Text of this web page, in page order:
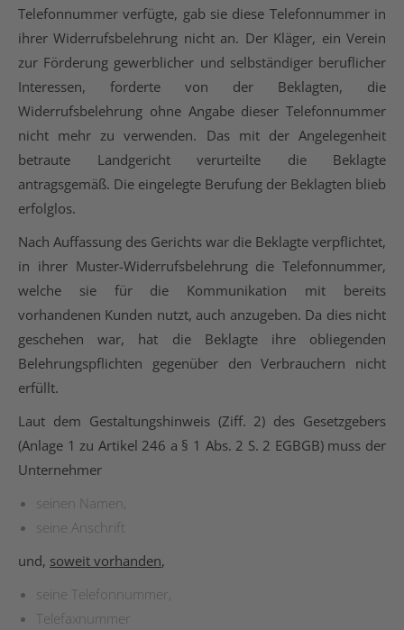
Telefonnummer verfügte, gab sie diese Telefonnummer in
ihrer Widerrufsbelehrung nicht an. Der Kläger, ein Verein
zur Förderung gewerblicher und selbständiger beruflicher
Interessen, forderte von der Beklagten, die
Widerrufsbelehrung ohne Angabe dieser Telefonnummer
nicht mehr zu verwenden. Das mit der Angelegenheit
betraute Landgericht verurteilte die Beklagte
antragsgemäß. Die eingelegte Berufung der Beklagten blieb
erfolglos.
Nach Auffassung des Gerichts war die Beklagte verpflichtet,
in ihrer Muster-Widerrufsbelehrung die Telefonnummer,
welche sie für die Kommunikation mit bereits
vorhandenen Kunden nutzt, auch anzugeben. Da dies nicht
geschehen war, hat die Beklagte ihre obliegenden
Belehrungspflichten gegenüber den Verbrauchern nicht
erfüllt.
Laut dem Gestaltungshinweis (Ziff. 2) des Gesetzgebers
(Anlage 1 zu Artikel 246 a § 1 Abs. 2 S. 2 EGBGB) muss der
Unternehmer
seinen Namen,
seine Anschrift
und, soweit vorhanden,
seine Telefonnummer,
Telefaxnummer